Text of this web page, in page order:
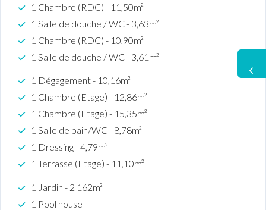
1 Chambre (RDC) - 11,50m²
1 Salle de douche / WC - 3,63m²
1 Chambre (RDC) - 10,90m²
1 Salle de douche / WC - 3,61m²
1 Dégagement - 10,16m²
1 Chambre (Etage) - 12,86m²
1 Chambre (Etage) - 15,35m²
1 Salle de bain/WC - 8,78m²
1 Dressing - 4,79m²
1 Terrasse (Etage) - 11,10m²
1 Jardin - 2 162m²
1 Pool house